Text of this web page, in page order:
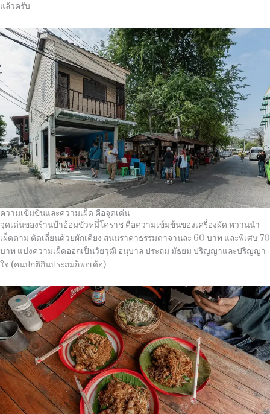
แล้วครับ
ความเข้มข้นและความเผ็ด คือจุดเด่น
จุดเด่นของร้านป้าอ้อมขั่วหมี่โคราช คือความเข้มข้นของเครื่องผัด หวานนำ
เผ็ดตาม ตัดเลี่ยนด้วยผักเคียง สนนราคาธรรมดาจานละ 60 บาท และพิเศษ 70
บาท แบ่งความเผ็ดออกเป็นวัยวุฒิ อนุบาล ประถม มัธยม ปริญญาและปริญญา
ใจ (คนปกติกินประถมก็พอเด้อ)